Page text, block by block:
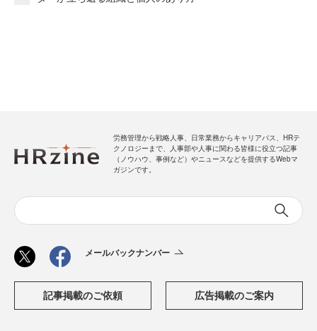
労務管理から戦略人事、日常業務からキャリアパス、HRテ
クノロジーまで、人事部や人事に関わる皆様に役立つ記事
（ノウハウ、事例など）やニュースなどを提供するWebマ
ガジンです。
メールバックナンバー
記事掲載のご依頼 広告掲載のご案内